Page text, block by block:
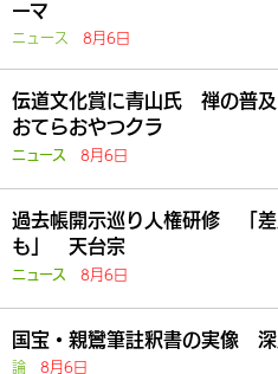
ーマ
ニュース 8月6日
伝道文化賞に青山氏 禅の普
おてらおやつクラ
ニュース 8月6日
過去帳開示巡り人権研修 「
も」 天台宗
ニュース 8月6日
国宝・親鸞筆註釈書の実像
論 8月6日